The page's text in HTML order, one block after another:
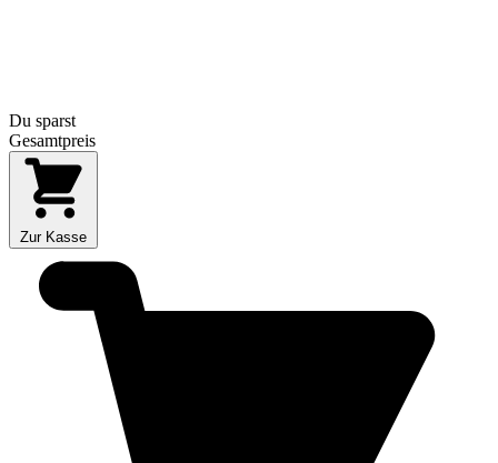
Du sparst
Gesamtpreis
Zur Kasse